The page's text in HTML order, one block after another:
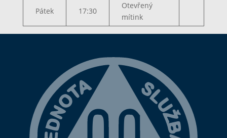
Pátek 17:30
Otevřený
mítink